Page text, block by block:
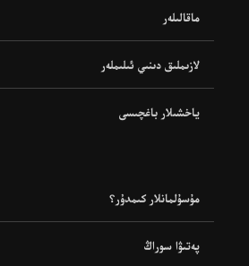
ماقالىلەر
لازىملىق دىنىي ئىلىملەر
ياخشىلار باغچىسى
مۇسۇلمانلار كىمدۇر؟
پەتىۋا سوراڭ